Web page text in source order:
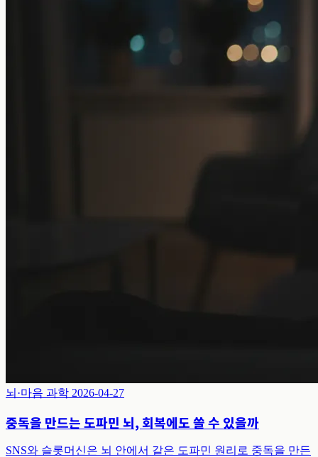
뇌·마음 과학 2026-04-27
중독을 만드는 도파민 뇌, 회복에도 쓸 수 있을까
SNS와 슬롯머신은 뇌 안에서 같은 도파민 원리로 중독을 만든